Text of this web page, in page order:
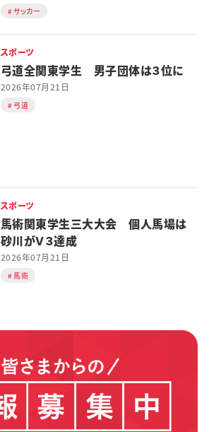
サッカー
スポーツ
弓道全関東学生 男子団体は３位に
2026年07月21日
弓道
スポーツ
馬術関東学生三大大会 個人馬場は
砂川がＶ３達成
2026年07月21日
馬術